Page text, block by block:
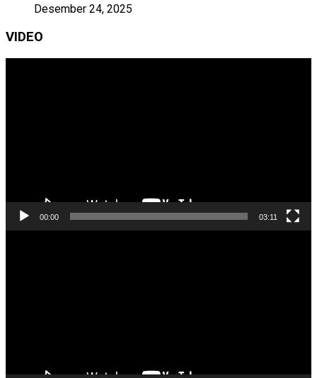
Desember 24, 2025
VIDEO
00:00 03:11